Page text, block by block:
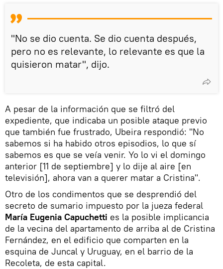
"No se dio cuenta. Se dio cuenta después,
pero no es relevante, lo relevante es que la
quisieron matar", dijo.
A pesar de la información que se filtró del
expediente, que indicaba un posible ataque previo
que también fue frustrado, Ubeira respondió: "No
sabemos si ha habido otros episodios, lo que sí
sabemos es que se veía venir. Yo lo vi el domingo
anterior [11 de septiembre] y lo dije al aire [en
televisión], ahora van a querer matar a Cristina".
Otro de los condimentos que se desprendió del
secreto de sumario impuesto por la jueza federal
María Eugenia Capuchetti es la posible implicancia
de la vecina del apartamento de arriba al de Cristina
Fernández, en el edificio que comparten en la
esquina de Juncal y Uruguay, en el barrio de la
Recoleta, de esta capital.